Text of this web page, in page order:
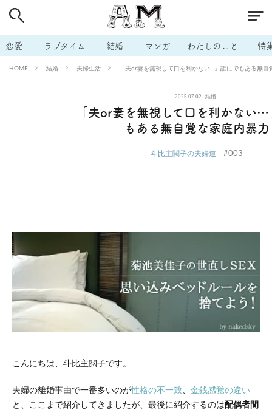
恋愛 ラブタイム 結婚 マンガ わたしのこと 特
HOME 結婚 夫婦生活 「夫or妻を無視して口を利かない…」誰にでもある無自
2025.07.02 結婚
「夫or妻を無視して口を利かない
もある無自覚な家庭内暴力
斗比主閲子の夫婦道 #003
こんにちは、斗比主閲子です。
夫婦の離婚事由で一番多いのが性格の不一致
金銭感覚の違い
と、ここまで紹介してきましたが、最後に紹介するのは配偶者間
# 男の本音 # セフレ # 不倫
# 出会う方法 # マッチングアプリ # ラブグッズ # 体の相